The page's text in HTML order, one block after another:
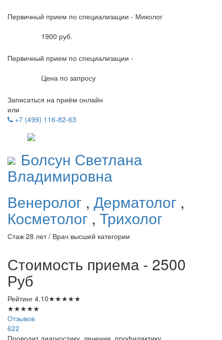
Первичный прием по специализации - Миколог
1900 руб.
Первичный прием по специализации -
Цена по запросу
Записаться на приём онлайн
или
+7 (499) 116-82-63
Болсун Светлана
Владимировна
Венеролог , Дерматолог ,
Косметолог , Трихолог
Стаж 28 лет / Врач высшей категории
Стоимость приема - 2500
Руб
Рейтинг 4.10★★★★★
★★★★★
Отзывов
622